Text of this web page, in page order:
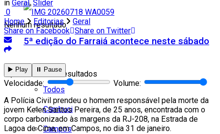
5ª edição do Farraiá acontece neste sábado
Cidades
Todos
Cambuci
Campos
Nenhum resultado
Ver todos os resultados
in Geral,Slider
0
Home
Editorias
Geral
Share on Facebook Share on Twitter
▶️ Play ⏸️ Pause
Velocidade:
Volume:
A Polícia Civil prendeu o homem responsável pela morte da
jovem Kelen Santos Pereira, de 25 anos, encontrada com o
corpo carbonizado às margens da RJ-208, na Estrada de
Lagoa de Cima, em Campos, no dia 31 de janeiro.